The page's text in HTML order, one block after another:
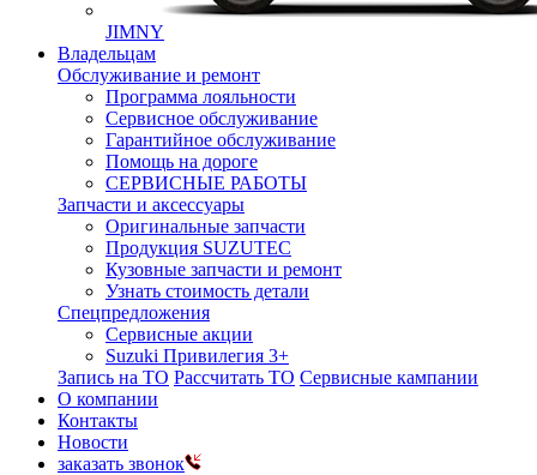
JIMNY
Владельцам
Обслуживание и ремонт
Программа лояльности
Сервисное обслуживание
Гарантийное обслуживание
Помощь на дороге
СЕРВИСНЫЕ РАБОТЫ
Запчасти и аксессуары
Оригинальные запчасти
Продукция SUZUTEC
Кузовные запчасти и ремонт
Узнать стоимость детали
Спецпредложения
Сервисные акции
Suzuki Привилегия 3+
Запись на ТО Рассчитать ТО Сервисные кампании
О компании
Контакты
Новости
заказать звонок